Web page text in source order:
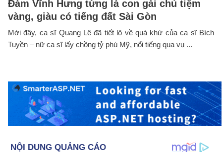
Đàm Vĩnh Hưng từng là con gái chủ tiệm
vàng, giàu có tiếng đất Sài Gòn
Mới đây, ca sĩ Quang Lê đã tiết lộ về quá khứ của ca sĩ Bích
Tuyền – nữ ca sĩ lấy chồng tỷ phú Mỹ, nổi tiếng qua vụ ...